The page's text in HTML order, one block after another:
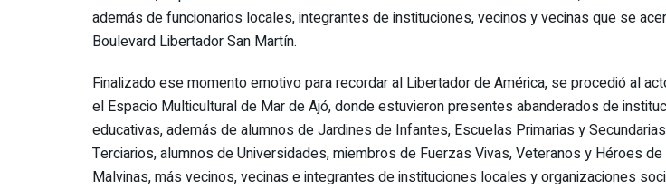
además de funcionarios locales, integrantes de instituciones, vecinos y vecinas que se
Boulevard Libertador San Martín.
Finalizado ese momento emotivo para recordar al Libertador de América, se procedió al
el Espacio Multicultural de Mar de Ajó, donde estuvieron presentes abanderados de
educativas, además de alumnos de Jardines de Infantes, Escuelas Primarias y
Terciarios, alumnos de Universidades, miembros de Fuerzas Vivas, Veteranos y Héroes de
Malvinas, más vecinos, vecinas e integrantes de instituciones locales y organizaciones